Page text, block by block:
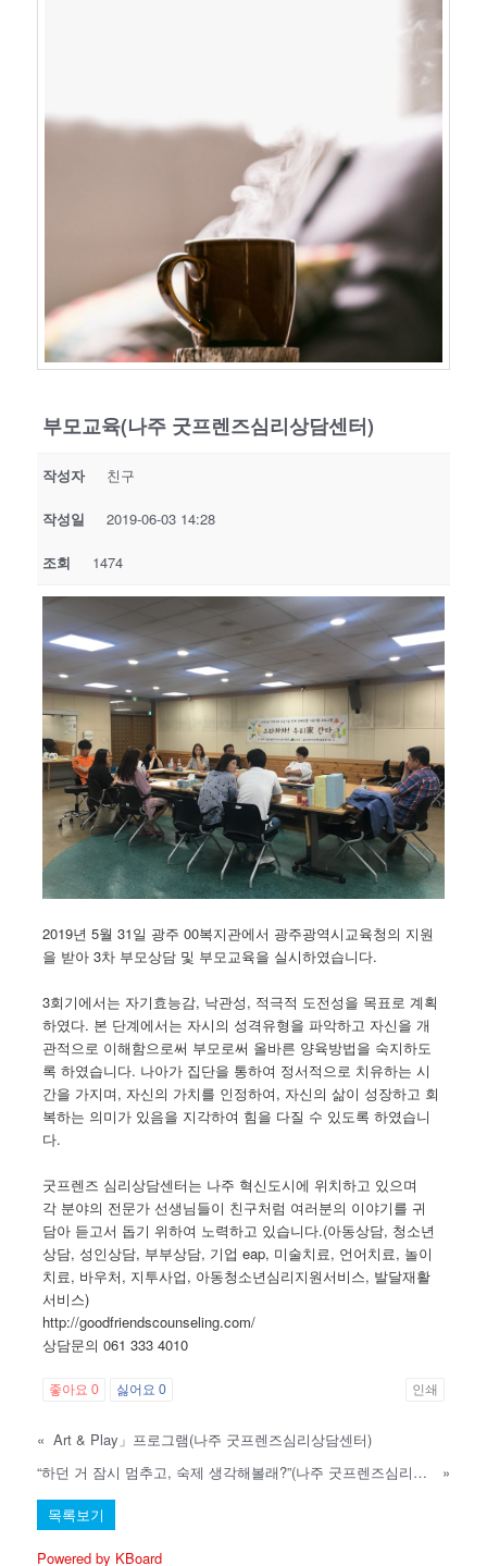
부모교육(나주 굿프렌즈심리상담센터)
작성자 친구
작성일 2019-06-03 14:28
조회 1474
2019년 5월 31일 광주 00복지관에서 광주광역시교육청의 지원
을 받아 3차 부모상담 및 부모교육을 실시하였습니다.
3회기에서는 자기효능감, 낙관성, 적극적 도전성을 목표로 계획
하였다. 본 단계에서는 자시의 성격유형을 파악하고 자신을 개
관적으로 이해함으로써 부모로써 올바른 양육방법을 숙지하도
록 하였습니다. 나아가 집단을 통하여 정서적으로 치유하는 시
간을 가지며, 자신의 가치를 인정하여, 자신의 삶이 성장하고 회
복하는 의미가 있음을 지각하여 힘을 다질 수 있도록 하였습니
다.
굿프렌즈 심리상담센터는 나주 혁신도시에 위치하고 있으며
각 분야의 전문가 선생님들이 친구처럼 여러분의 이야기를 귀
담아 듣고서 돕기 위하여 노력하고 있습니다.(아동상담, 청소년
상담, 성인상담, 부부상담, 기업 eap, 미술치료, 언어치료, 놀이
치료, 바우처, 지투사업, 아동청소년심리지원서비스, 발달재활
서비스)
http://goodfriendscounseling.com/
상담문의 061 333 4010
좋아요0 싫어요0 인쇄
« Art & Play」프로그램(나주 굿프렌즈심리상담센터)
“하던 거 잠시 멈추고, 숙제 생각해볼래?”(나주 굿프렌즈심리상담센터)
»
목록보기
Powered by KBoard